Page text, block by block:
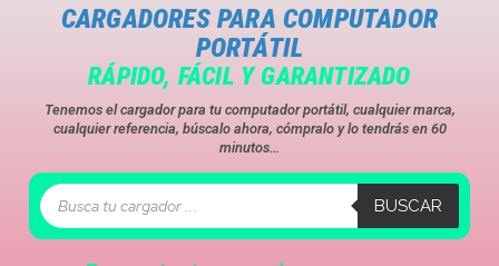
CARGADORES PARA COMPUTADOR
PORTÁTIL
RÁPIDO, FÁCIL Y GARANTIZADO
Tenemos el cargador para tu computador portátil, cualquier marca,
cualquier referencia, búscalo ahora, cómpralo y lo tendrás en 60
minutos…
BUSCAR